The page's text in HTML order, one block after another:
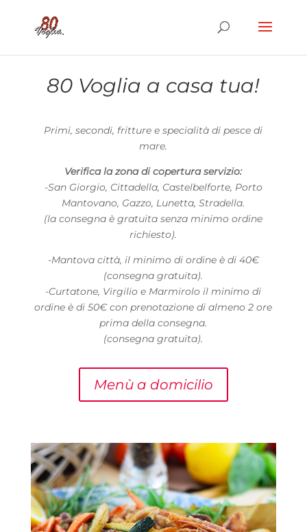
80 Voglia a casa tua!
Primi, secondi, fritture e specialità di pesce di
mare.
Verifica la zona di copertura servizio:
-San Giorgio, Cittadella, Castelbelforte, Porto
Mantovano, Gazzo, Lunetta, Stradella.
(la consegna è gratuita senza minimo ordine
richiesto).
-Mantova città, il minimo di ordine è di 40€
(consegna gratuita).
-Curtatone, Virgilio e Marmirolo il minimo di
ordine è di 50€ con prenotazione di almeno 2 ore
prima della consegna.
(consegna gratuita).
Menù a domicilio